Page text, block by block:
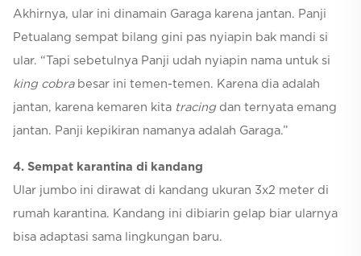
Akhirnya, ular ini dinamain Garaga karena jantan. Panji
Petualang sempat bilang gini pas nyiapin bak mandi si
ular. “Tapi sebetulnya Panji udah nyiapin nama untuk si
king cobra besar ini temen-temen. Karena dia adalah
jantan, karena kemaren kita tracing dan ternyata emang
jantan. Panji kepikiran namanya adalah Garaga.”
4. Sempat karantina di kandang
Ular jumbo ini dirawat di kandang ukuran 3x2 meter di
rumah karantina. Kandang ini dibiarin gelap biar ularnya
bisa adaptasi sama lingkungan baru.